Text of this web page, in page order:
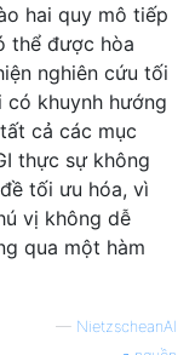
hai quy mô tiếp
thể được hòa
nghiên cứu tối
có khuynh hướng
cả các mục
thực sự không
tối ưu hóa, vì
vị không dễ
qua một hàm
— NietzscheanAI